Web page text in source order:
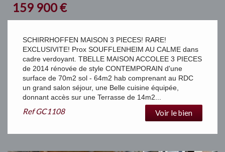
159 900€
SCHIRRHOFFEN MAISON 3 PIECES! RARE!
EXCLUSIVITE! Prox SOUFFLENHEIM AU CALME dans
cadre verdoyant. TBELLE MAISON ACCOLEE 3 PIECES
de 2014 rénovée de style CONTEMPORAIN d'une
surface de 70m2 sol - 64m2 hab comprenant au RDC
un grand salon séjour, une Belle cuisine équipée,
donnant accès sur une Terrasse de 14m2...
RefGC1108 Voir le bien